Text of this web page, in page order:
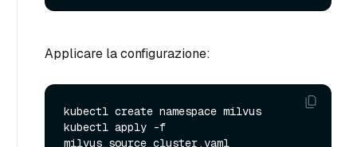
Applicare la configurazione:
kubectl create namespace milvus
kubectl apply -f